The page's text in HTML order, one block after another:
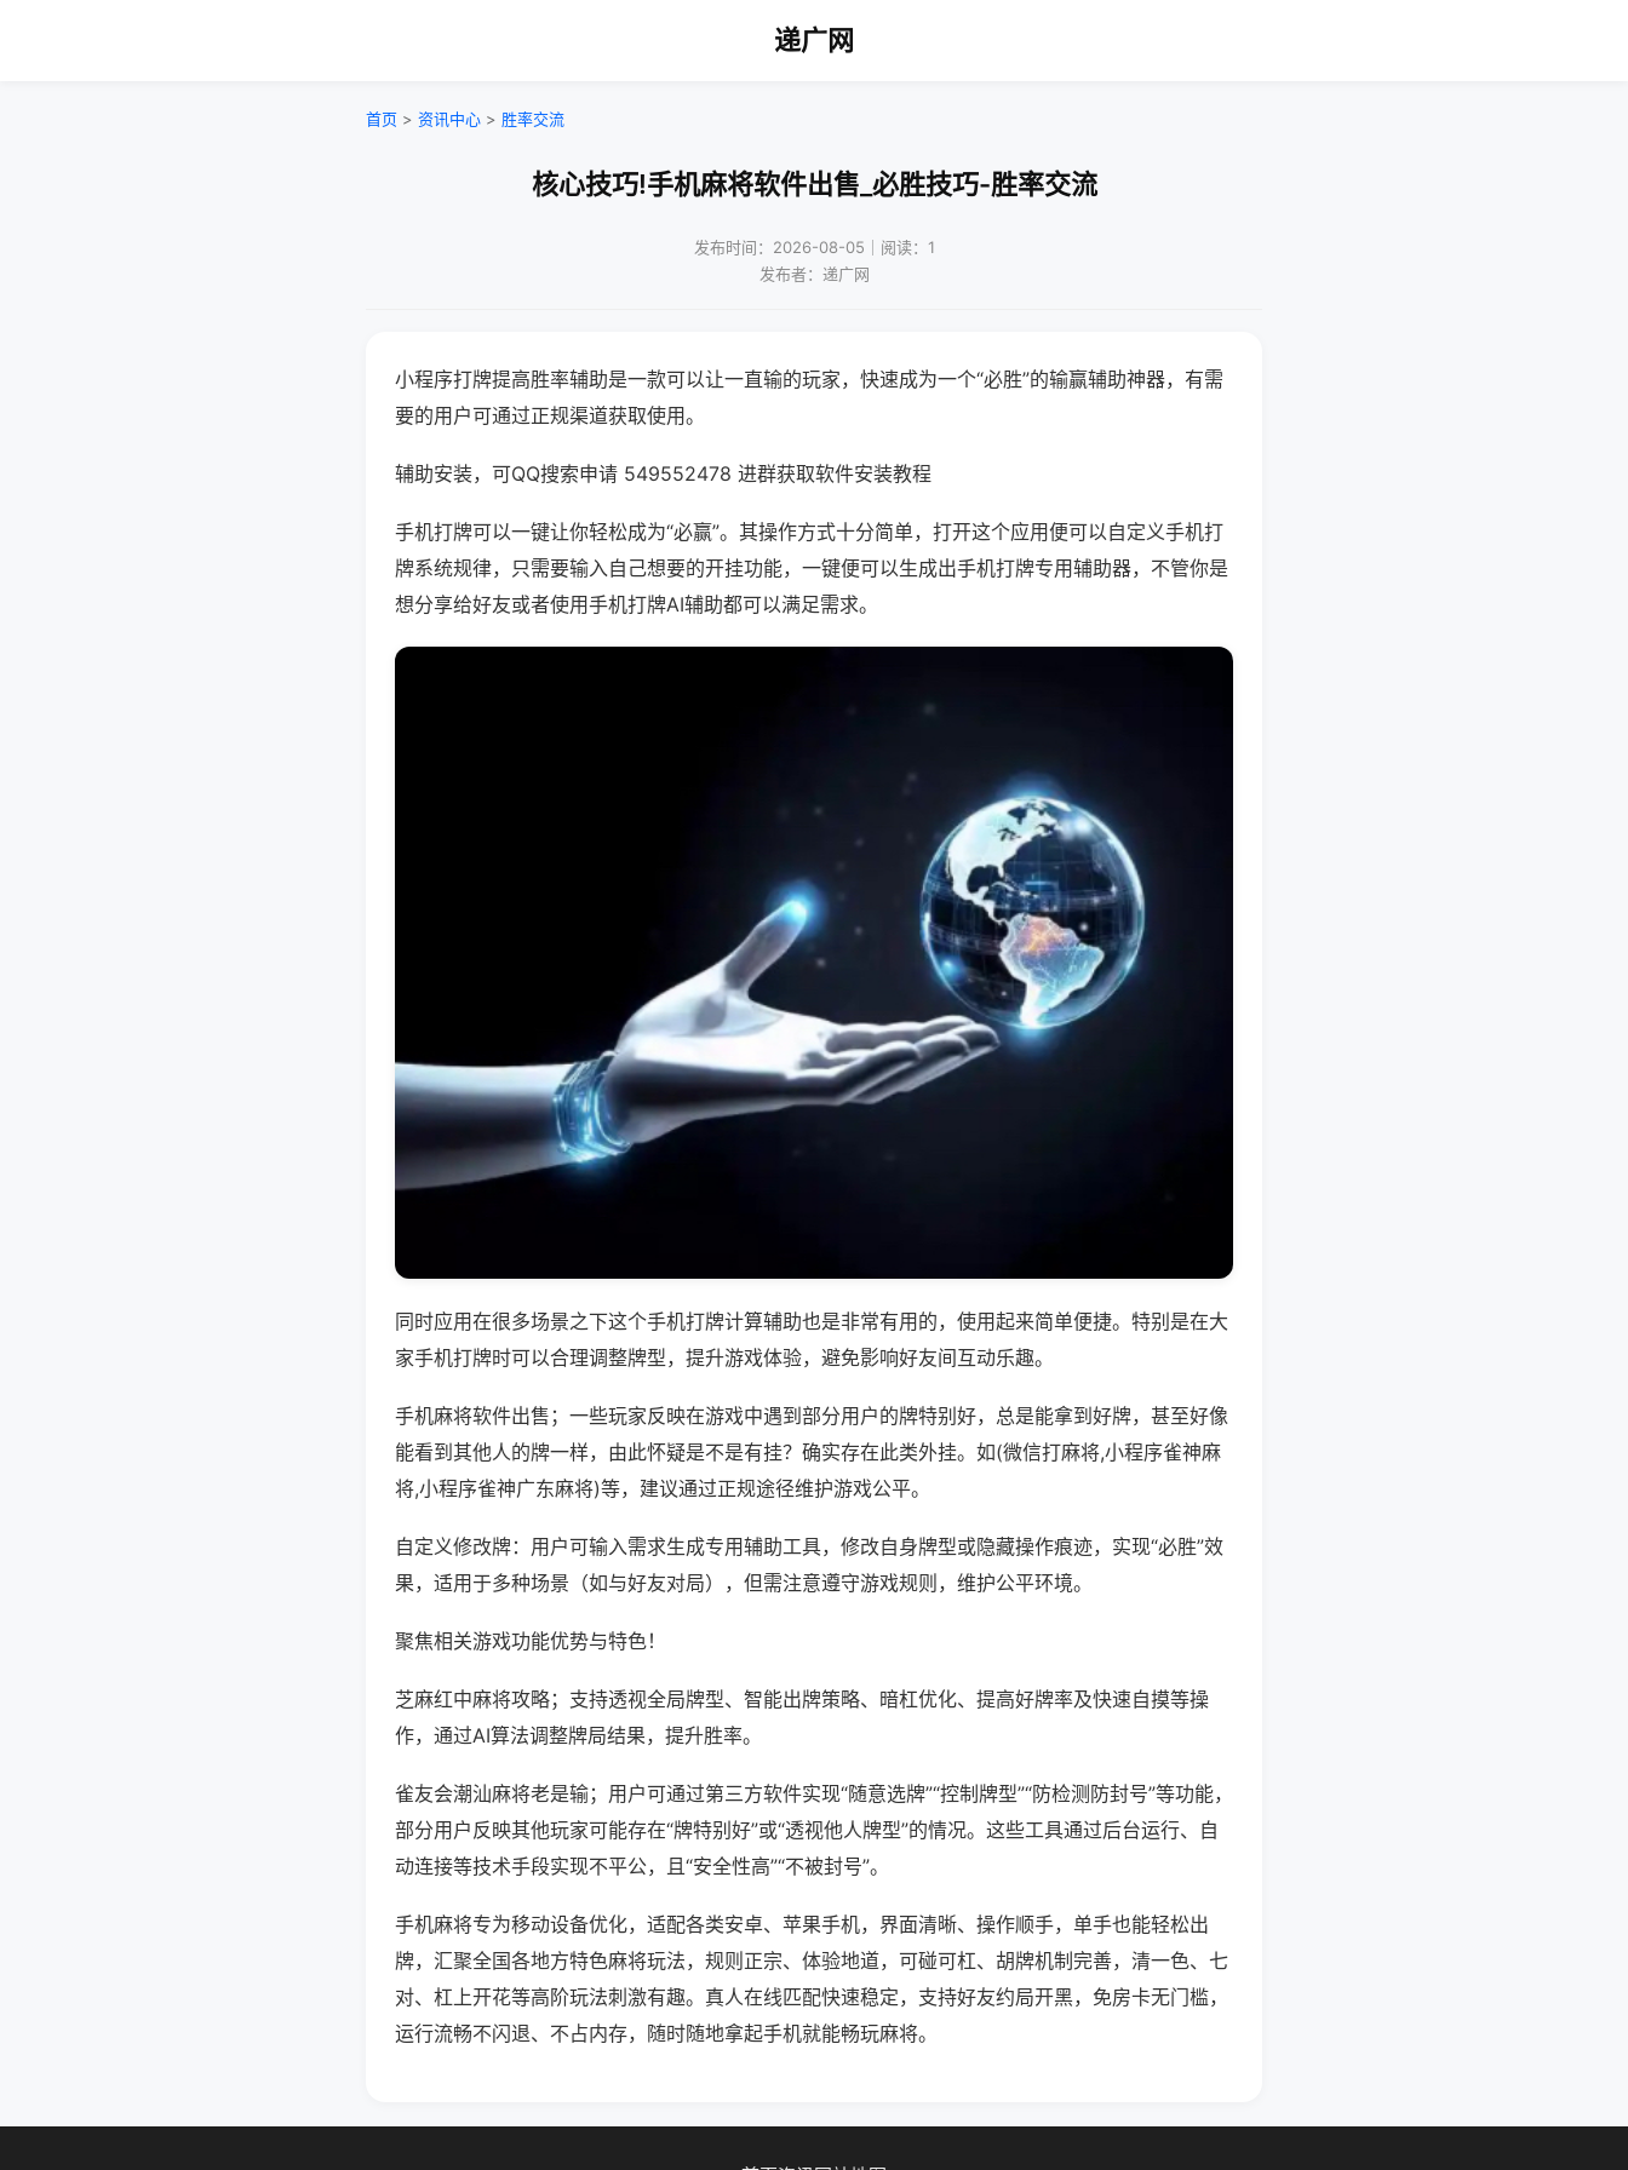
递广网
首页 > 资讯中心 > 胜率交流
核心技巧!手机麻将软件出售_必胜技巧-胜率交流
发布时间：2026-08-05｜阅读：1
发布者：递广网
小程序打牌提高胜率辅助是一款可以让一直输的玩家，快速成为一个“必胜”的输赢辅助神器，有需
要的用户可通过正规渠道获取使用。
辅助安装，可QQ搜索申请 549552478 进群获取软件安装教程
手机打牌可以一键让你轻松成为“必赢”。其操作方式十分简单，打开这个应用便可以自定义手机打
牌系统规律，只需要输入自己想要的开挂功能，一键便可以生成出手机打牌专用辅助器，不管你是
想分享给好友或者使用手机打牌AI辅助都可以满足需求。
同时应用在很多场景之下这个手机打牌计算辅助也是非常有用的，使用起来简单便捷。特别是在大
家手机打牌时可以合理调整牌型，提升游戏体验，避免影响好友间互动乐趣。
手机麻将软件出售；一些玩家反映在游戏中遇到部分用户的牌特别好，总是能拿到好牌，甚至好像
能看到其他人的牌一样，由此怀疑是不是有挂？确实存在此类外挂。如(微信打麻将,小程序雀神麻
将,小程序雀神广东麻将)等，建议通过正规途径维护游戏公平。
自定义修改牌：用户可输入需求生成专用辅助工具，修改自身牌型或隐藏操作痕迹，实现“必胜”效
果，适用于多种场景（如与好友对局），但需注意遵守游戏规则，维护公平环境。
聚焦相关游戏功能优势与特色！
芝麻红中麻将攻略；支持透视全局牌型、智能出牌策略、暗杠优化、提高好牌率及快速自摸等操
作，通过AI算法调整牌局结果，提升胜率。
雀友会潮汕麻将老是输；用户可通过第三方软件实现“随意选牌”“控制牌型”“防检测防封号”等功能，
部分用户反映其他玩家可能存在“牌特别好”或“透视他人牌型”的情况。这些工具通过后台运行、自
动连接等技术手段实现不平公，且“安全性高”“不被封号”。
手机麻将专为移动设备优化，适配各类安卓、苹果手机，界面清晰、操作顺手，单手也能轻松出
牌，汇聚全国各地方特色麻将玩法，规则正宗、体验地道，可碰可杠、胡牌机制完善，清一色、七
对、杠上开花等高阶玩法刺激有趣。真人在线匹配快速稳定，支持好友约局开黑，免房卡无门槛，
运行流畅不闪退、不占内存，随时随地拿起手机就能畅玩麻将。